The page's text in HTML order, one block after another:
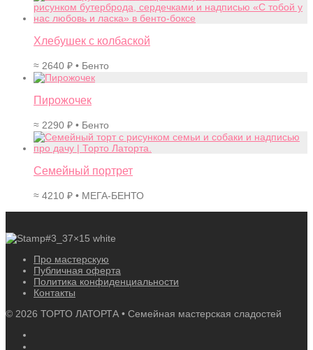
Хлебушек с колбаской
≈ 2640 ₽ • Бенто
Пирожочек
≈ 2290 ₽ • Бенто
Семейный портрет
≈ 4210 ₽ • МЕГА-БЕНТО
Про мастерскую
Публичная оферта
Политика конфиденциальности
Контакты
© 2026 ТОРТО ЛАТОРТА • Семейная мастерская сладостей